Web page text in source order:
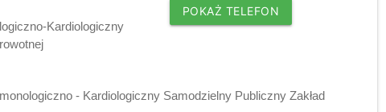
Kardiologiczny
POKAŻ TELEFON
- Kardiologiczny Samodzielny Publiczny Zakład